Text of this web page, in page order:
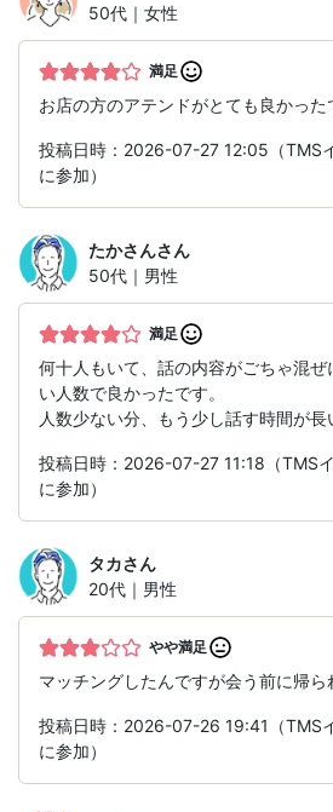
50代｜女性
満足
お店の方のアテンドがとても良かった
投稿日時：2026-07-27 12:05（TMS
に参加）
たかさんさん
50代｜男性
満足
何十人もいて、話の内容がごちゃ混ぜ
い人数で良かったです。
人数少ない分、もう少し話す時間が長
投稿日時：2026-07-27 11:18（TMS
に参加）
タカさん
20代｜男性
やや満足
マッチングしたんですが会う前に帰ら
投稿日時：2026-07-26 19:41（TMS
に参加）